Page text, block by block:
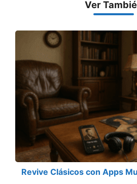
Ver
Revive Clásicos con Apps